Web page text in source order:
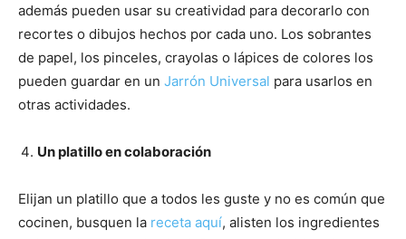
además pueden usar su creatividad para decorarlo con
recortes o dibujos hechos por cada uno. Los sobrantes
de papel, los pinceles, crayolas o lápices de colores los
pueden guardar en un Jarrón Universal para usarlos en
otras actividades.
Un platillo en colaboración
Elijan un platillo que a todos les guste y no es común que
cocinen, busquen la receta aquí, alisten los ingredientes